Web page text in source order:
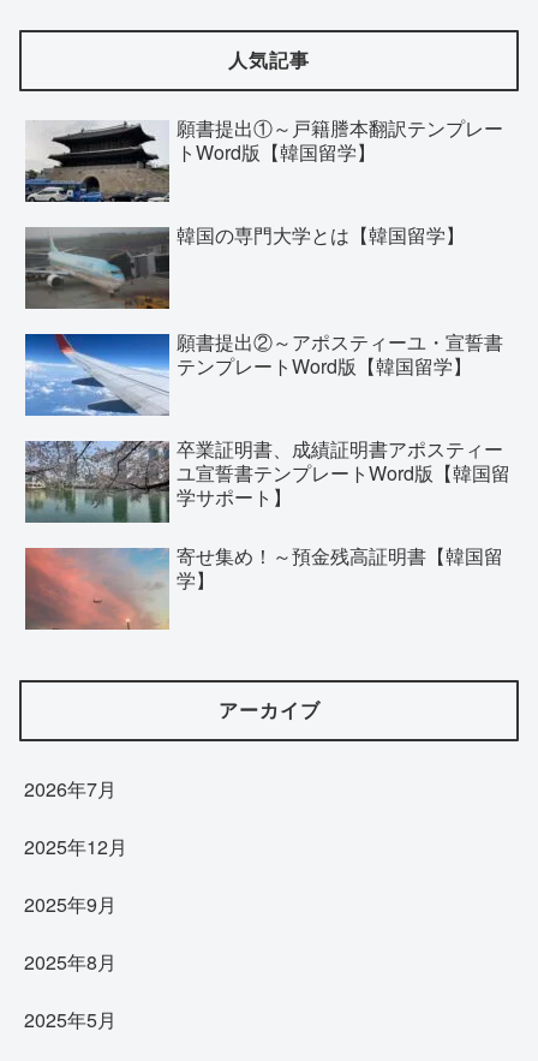
人気記事
願書提出①～戸籍謄本翻訳テンプレー
トWord版【韓国留学】
韓国の専門大学とは【韓国留学】
願書提出②～アポスティーユ・宣誓書
テンプレートWord版【韓国留学】
卒業証明書、成績証明書アポスティー
ユ宣誓書テンプレートWord版【韓国留
学サポート】
寄せ集め！～預金残高証明書【韓国留
学】
アーカイブ
2026年7月
2025年12月
2025年9月
2025年8月
2025年5月